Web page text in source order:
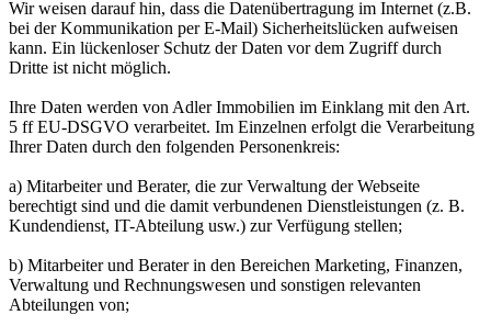
Wir weisen darauf hin, dass die Datenübertragung im Internet (z.B.
bei der Kommunikation per E-Mail) Sicherheitslücken aufweisen
kann. Ein lückenloser Schutz der Daten vor dem Zugriff durch
Dritte ist nicht möglich.
Ihre Daten werden von Adler Immobilien im Einklang mit den Art.
5 ff EU-DSGVO verarbeitet. Im Einzelnen erfolgt die Verarbeitung
Ihrer Daten durch den folgenden Personenkreis:
a) Mitarbeiter und Berater, die zur Verwaltung der Webseite
berechtigt sind und die damit verbundenen Dienstleistungen (z. B.
Kundendienst, IT-Abteilung usw.) zur Verfügung stellen;
b) Mitarbeiter und Berater in den Bereichen Marketing, Finanzen,
Verwaltung und Rechnungswesen und sonstigen relevanten
Abteilungen von;